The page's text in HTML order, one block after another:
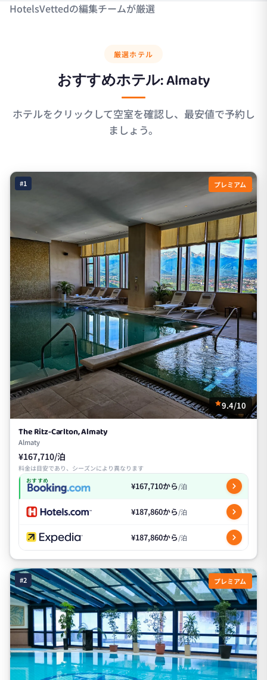
HotelsVettedの編集チームが厳選
厳選ホテル
おすすめホテル:Almaty
ホテルをクリックして空室を確認し、最安値で予約し
ましょう。
#1 プレミアム
9.4/10
The Ritz-Carlton, Almaty
Almaty
¥167,710/泊
料金は目安であり、シーズンにより異なります
おすすめ ¥167,710から/泊
¥187,860から/泊
¥187,860から/泊
#2 プレミアム